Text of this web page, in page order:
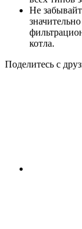
Не
котла.
Поделитесь с